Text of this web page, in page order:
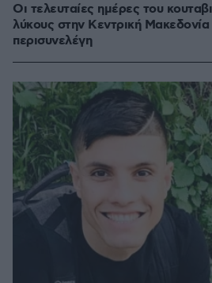
Οι τελευταίες ημέρες του
λύκους στην Κεντρική Μακεδονία
περισυνελέγη